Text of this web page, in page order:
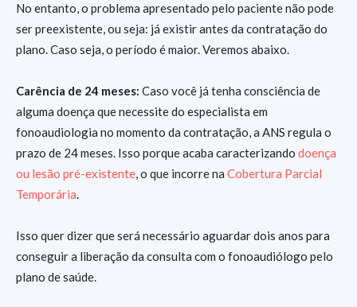
No entanto, o problema apresentado pelo paciente não pode
ser preexistente, ou seja: já existir antes da contratação do
plano. Caso seja, o período é maior. Veremos abaixo.
Carência de 24 meses: Caso você já tenha consciência de
alguma doença que necessite do especialista em
fonoaudiologia no momento da contratação, a ANS regula o
prazo de 24 meses. Isso porque acaba caracterizando doença
ou lesão pré-existente, o que incorre na Cobertura Parcial
Temporária.
Isso quer dizer que será necessário aguardar dois anos para
conseguir a liberação da consulta com o fonoaudiólogo pelo
plano de saúde.